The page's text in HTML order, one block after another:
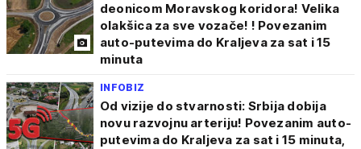
deonicom Moravskog koridora! Velika
olakšica za sve vozače! ! Povezanim
auto-putevima do Kraljeva za sat i 15
minuta
INFOBIZ
Od vizije do stvarnosti: Srbija dobija
novu razvojnu arteriju! Povezanim auto-
putevima do Kraljeva za sat i 15 minuta,